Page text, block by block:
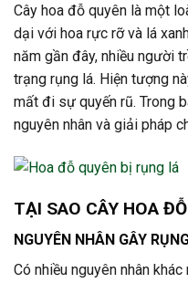
Cây hoa đỗ quyên là một
dại với hoa rực rỡ và lá
năm gần đây, nhiều người
trạng rụng lá. Hiện tượng
mất đi sự quyến rũ. Trong
nguyên nhân và giải pháp
TẠI SAO CÂY HOA
NGUYÊN NHÂN GÂY
Có nhiều nguyên nhân khác